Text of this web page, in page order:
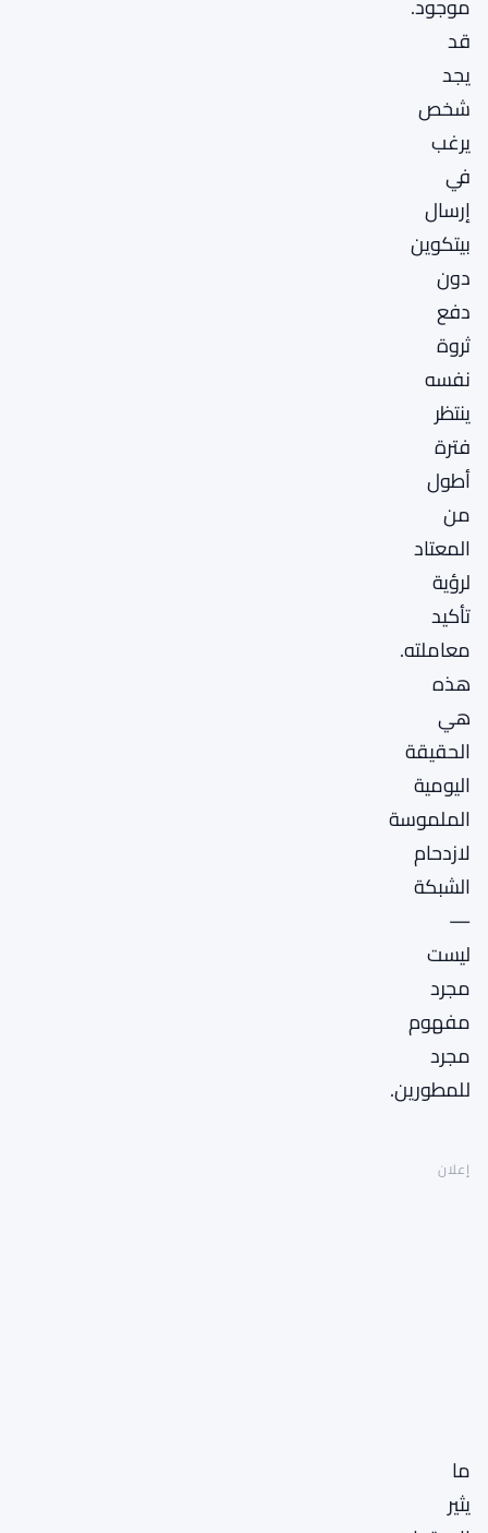
قد
يجد
شخص
يرغب
في
إرسال
بيتكوين
دون
دفع
ثروة
نفسه
ينتظر
فترة
أطول
من
المعتاد
لرؤية
تأكيد
معاملته.
هذه
هي
الحقيقة
اليومية
الملموسة
لازدحام
الشبكة
—
ليست
مجرد
مفهوم
مجرد
للمطورين.
إعلان
ما
يثير